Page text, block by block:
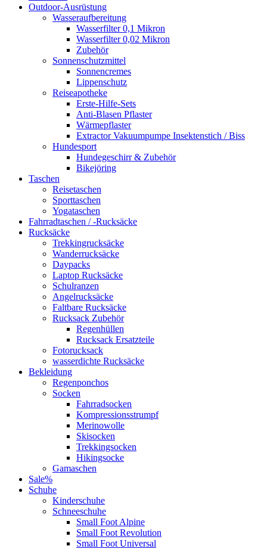
Outdoor-Ausrüstung
Wasseraufbereitung
Wasserfilter 0,1 Mikron
Wasserfilter 0,02 Mikron
Zubehör
Sonnenschutzmittel
Sonnencremes
Lippenschutz
Reiseapotheke
Erste-Hilfe-Sets
Anti-Blasen Pflaster
Wärmepflaster
Extractor Vakuumpumpe Insektenstich / Biss
Hundesport
Hundegeschirr & Zubehör
Bikejöring
Taschen
Reisetaschen
Sporttaschen
Yogataschen
Fahrradtaschen / -Rucksäcke
Rucksäcke
Trekkingrucksäcke
Wanderrucksäcke
Daypacks
Laptop Rucksäcke
Schulranzen
Angelrucksäcke
Faltbare Rucksäcke
Rucksack Zubehör
Regenhüllen
Rucksack Ersatzteile
Fotorucksack
wasserdichte Rucksäcke
Bekleidung
Regenponchos
Socken
Fahrradsocken
Kompressionsstrumpf
Merinowolle
Skisocken
Trekkingsocken
Hikingsocke
Gamaschen
Sale%
Schuhe
Kinderschuhe
Schneeschuhe
Small Foot Alpine
Small Foot Revolution
Small Foot Universal